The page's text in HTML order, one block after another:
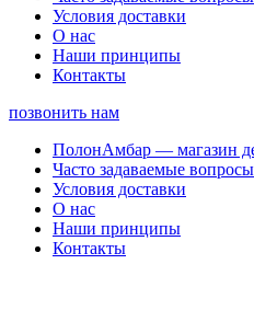
Условия доставки
О нас
Наши принципы
Контакты
позвонить нам
ПолонАмбар — магазин
Часто задаваемые вопросы
Условия доставки
О нас
Наши принципы
Контакты